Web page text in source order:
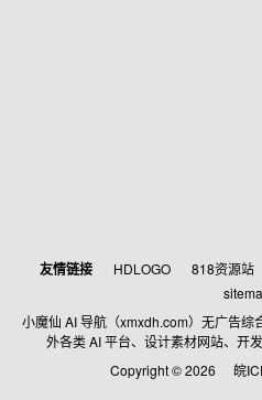
友情链接 HDLOGO 818资源站
小魔仙 AI 导航（xmxdh.com）无广告综
外各类 AI 平台、设计素材网站、开
Copyright © 2026
皖